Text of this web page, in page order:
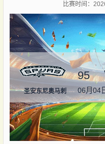
像
闻
比赛时间：
圣安东尼奥马刺
95
06月04